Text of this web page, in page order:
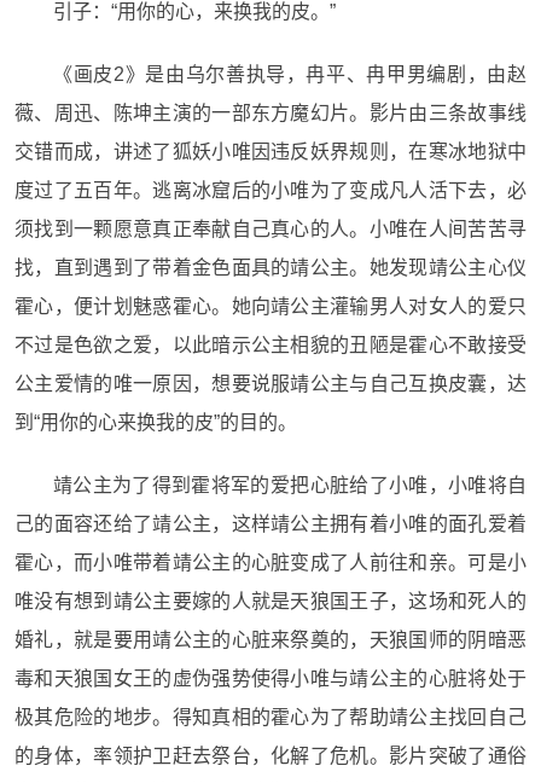
引子：“用你的心，来换我的皮。”
《画皮2》是由乌尔善执导，冉平、冉甲男编剧，由赵
薇、周迅、陈坤主演的一部东方魔幻片。影片由三条故事线
交错而成，讲述了狐妖小唯因违反妖界规则，在寒冰地狱中
度过了五百年。逃离冰窟后的小唯为了变成凡人活下去，必
须找到一颗愿意真正奉献自己真心的人。小唯在人间苦苦寻
找，直到遇到了带着金色面具的靖公主。她发现靖公主心仪
霍心，便计划魅惑霍心。她向靖公主灌输男人对女人的爱只
不过是色欲之爱，以此暗示公主相貌的丑陋是霍心不敢接受
公主爱情的唯一原因，想要说服靖公主与自己互换皮囊，达
到“用你的心来换我的皮”的目的。
靖公主为了得到霍将军的爱把心脏给了小唯，小唯将自
己的面容还给了靖公主，这样靖公主拥有着小唯的面孔爱着
霍心，而小唯带着靖公主的心脏变成了人前往和亲。可是小
唯没有想到靖公主要嫁的人就是天狼国王子，这场和死人的
婚礼，就是要用靖公主的心脏来祭奠的，天狼国师的阴暗恶
毒和天狼国女王的虚伪强势使得小唯与靖公主的心脏将处于
极其危险的地步。得知真相的霍心为了帮助靖公主找回自己
的身体，率领护卫赶去祭台，化解了危机。影片突破了通俗